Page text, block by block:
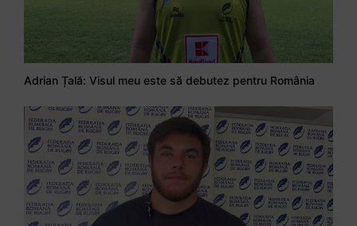
Adrian Țală: Visul meu este să debutez pentru România